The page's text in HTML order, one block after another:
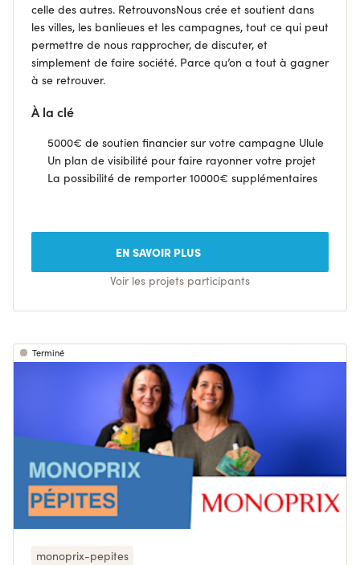
celle des autres. RetrouvonsNous crée et soutient dans
les villes, les banlieues et les campagnes, tout ce qui peut
permettre de nous rapprocher, de discuter, et
simplement de faire société. Parce qu’on a tout à gagner
à se retrouver.
À la clé
5000€ de soutien financier sur votre campagne Ulule
Un plan de visibilité pour faire rayonner votre projet
La possibilité de remporter 10000€ supplémentaires
EN SAVOIR PLUS
Voir les projets participants
Terminé
monoprix-pepites